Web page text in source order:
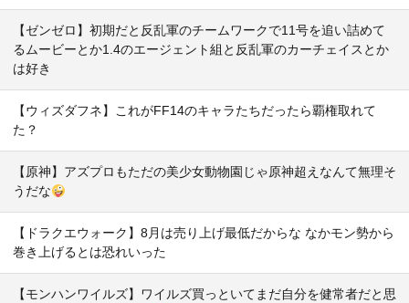
【ゼンゼロ】初期だと反乱軍のチームワークで11号を追い詰めて
るムービーとか1.4のエージェント組と反乱軍のカーチェイスとか
は好き
【ウィズダフネ】これがFF14のキャラたちだったら覇権取れて
た？
【原神】アズプロもただの美少女動物園じゃ原神超えなんて無理そ
うだな
【ドラクエウォーク】8月は売り上げ最低だからな なかモン勢から
巻き上げるとは恐れいった
【モンハンワイルズ】ワイルズ買っといてまだ自分を健常者だと思